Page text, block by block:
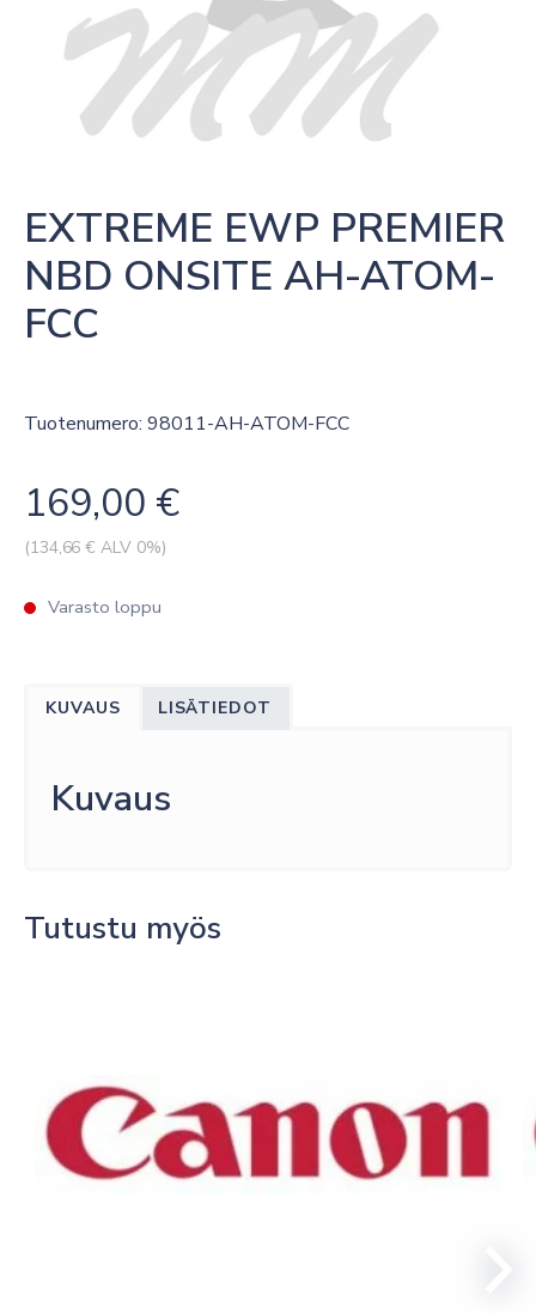
EXTREME EWP PREMIER
NBD ONSITE AH-ATOM-
FCC
Tuotenumero: 98011-AH-ATOM-FCC
169,00 €
(134,66 € ALV 0%)
Varasto loppu
KUVAUS LISÄTIEDOT
Kuvaus
Tutustu myös